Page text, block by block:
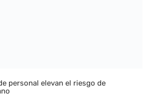
personal elevan el riesgo de